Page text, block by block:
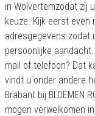
in Wolvertemzodat zij
keuze. Kijk eerst even
adresgegevens zodat
persoonlijke
mail of telefoon? Dat
vindt u onder andere
Brabant bij BLOEMEN
mogen verwelkomen in